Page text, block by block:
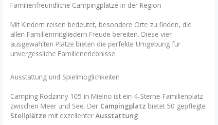
Familienfreundliche Campingplätze in der Region
Mit Kindern reisen bedeutet, besondere Orte zu finden, die
allen Familienmitgliedern Freude bereiten. Diese vier
ausgewählten Plätze bieten die perfekte Umgebung für
unvergessliche Familienerlebnisse.
Ausstattung und Spielmöglichkeiten
Camping Rodzinny 105 in Mielno ist ein 4-Sterne-Familienplatz
zwischen Meer und See. Der Campingplatz bietet 50 gepflegte
Stellplätze mit exzellenterAusstattung.